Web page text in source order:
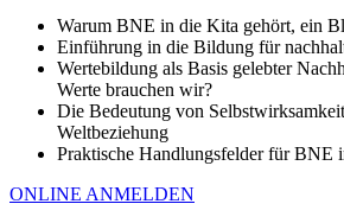
Warum BNE in die Kita gehört, ein
Einführung in die Bildung für
Wertebildung als Basis gelebter
Werte brauchen wir?
Die Bedeutung von
Weltbeziehung
Praktische Handlungsfelder für BNE
ONLINE ANMELDEN